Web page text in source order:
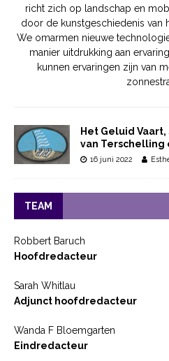
richt zich op landschap en
door de kunstgeschiedenis van
We omarmen nieuwe
manier uitdrukking aan
kunnen ervaringen zijn van
Het Geluid
van Terschelling
16 juni 2022
TEAM
Robbert Baruch
Hoofdredacteur
Sarah Whitlau
Adjunct hoofdredacteur
Wanda F Bloemgarten
Eindredacteur